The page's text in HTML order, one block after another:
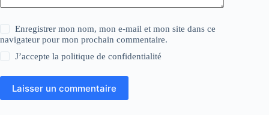
Enregistrer mon nom, mon e-mail et mon site dans ce
navigateur pour mon prochain commentaire.
J’accepte lapolitique de confidentialité
Laisser un commentaire